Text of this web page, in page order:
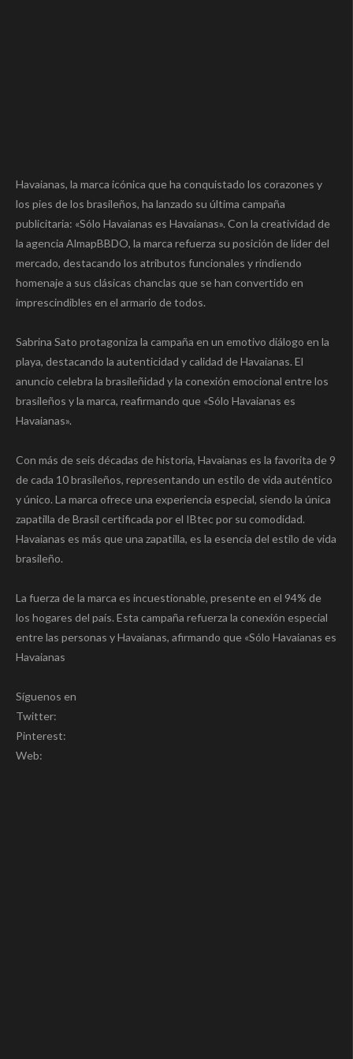
Havaianas, la marca icónica que ha conquistado los corazones y
los pies de los brasileños, ha lanzado su última campaña
publicitaria: «Sólo Havaianas es Havaianas». Con la creatividad de
la agencia AlmapBBDO, la marca refuerza su posición de líder del
mercado, destacando los atributos funcionales y rindiendo
homenaje a sus clásicas chanclas que se han convertido en
imprescindibles en el armario de todos.
Sabrina Sato protagoniza la campaña en un emotivo diálogo en la
playa, destacando la autenticidad y calidad de Havaianas. El
anuncio celebra la brasileñidad y la conexión emocional entre los
brasileños y la marca, reafirmando que «Sólo Havaianas es
Havaianas».
Con más de seis décadas de historia, Havaianas es la favorita de 9
de cada 10 brasileños, representando un estilo de vida auténtico
y único. La marca ofrece una experiencia especial, siendo la única
zapatilla de Brasil certificada por el IBtec por su comodidad.
Havaianas es más que una zapatilla, es la esencia del estilo de vida
brasileño.
La fuerza de la marca es incuestionable, presente en el 94% de
los hogares del país. Esta campaña refuerza la conexión especial
entre las personas y Havaianas, afirmando que «Sólo Havaianas es
Havaianas
Síguenos en
Twitter:
Pinterest:
Web: